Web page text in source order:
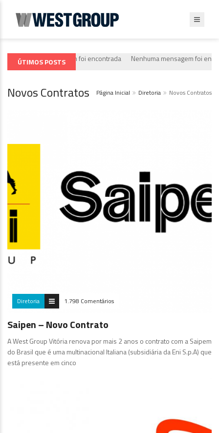
ÚTIMOS POSTS
Nenhuma mensagem foi encontrada Nenhuma mensagem foi
Novos Contratos Página Inicial Diretoria Novos Contratos
Diretoria 1.798 Comentários
Saipen – Novo Contrato
A West Group Vitória renova por mais 2 anos o contrato com a Saipem
do Brasil que é uma multinacional Italiana (subsidiária da Eni S.p.A) que
está presente em cinco